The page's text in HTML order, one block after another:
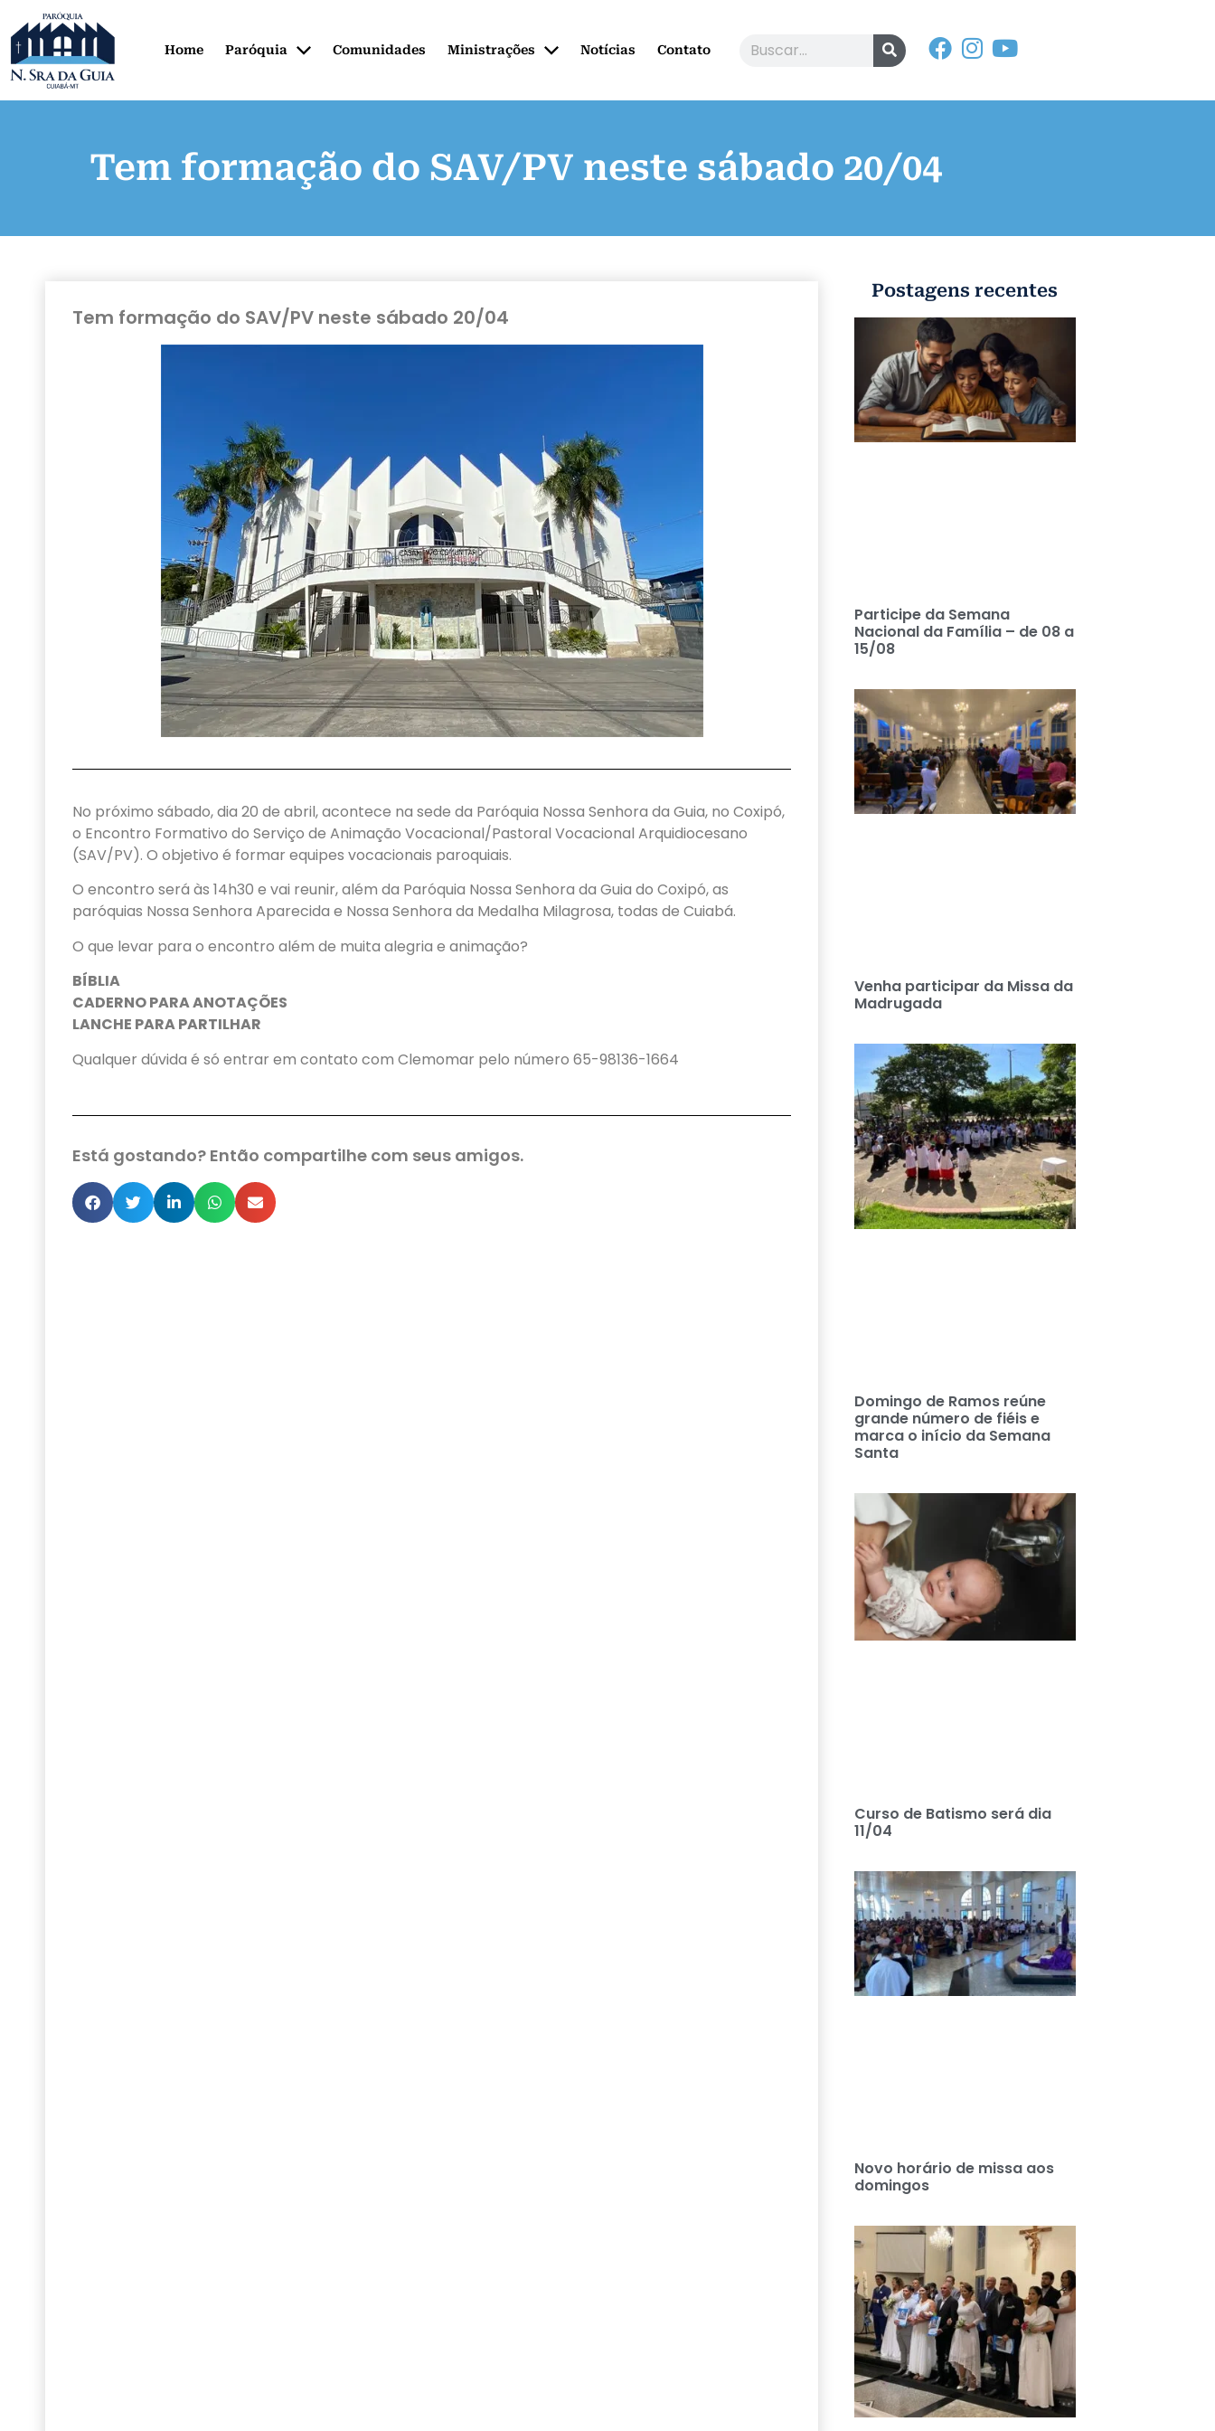
Home Paróquia Comunidades Ministrações Notícias Contato
Tem formação do SAV/PV neste sábado 20/04
Tem formação do SAV/PV neste sábado 20/04
No próximo sábado, dia 20 de abril, acontece na sede da Paróquia Nossa Senhora da Guia, no Coxipó,
o Encontro Formativo do Serviço de Animação Vocacional/Pastoral Vocacional Arquidiocesano
(SAV/PV). O objetivo é formar equipes vocacionais paroquiais.
O encontro será às 14h30 e vai reunir, além da Paróquia Nossa Senhora da Guia do Coxipó, as
paróquias Nossa Senhora Aparecida e Nossa Senhora da Medalha Milagrosa, todas de Cuiabá.
O que levar para o encontro além de muita alegria e animação?
BÍBLIA
CADERNO PARA ANOTAÇÕES
LANCHE PARA PARTILHAR
Qualquer dúvida é só entrar em contato com Clemomar pelo número 65-98136-1664
Está gostando? Então compartilhe com seus amigos.
Postagens recentes
Participe da Semana
Nacional da Família – de 08 a
15/08
Venha participar da Missa da
Madrugada
Domingo de Ramos reúne
grande número de fiéis e
marca o início da Semana
Santa
Curso de Batismo será dia
11/04
Novo horário de missa aos
domingos